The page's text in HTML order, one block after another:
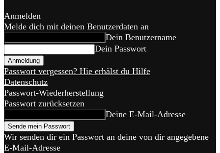
Anmelden
Melde dich mit deinen Benutzerdaten an
Dein Benutzername
Dein Passwort
Passwort vergessen? Hie erhälst du Hilfe
Datenschutz
Passwort-Wiederherstellung
Passwort zurücksetzen
Deine E-Mail-Adresse
Wir senden dir ein Passwort an deine von dir angegebene
E-Mail-Adresse